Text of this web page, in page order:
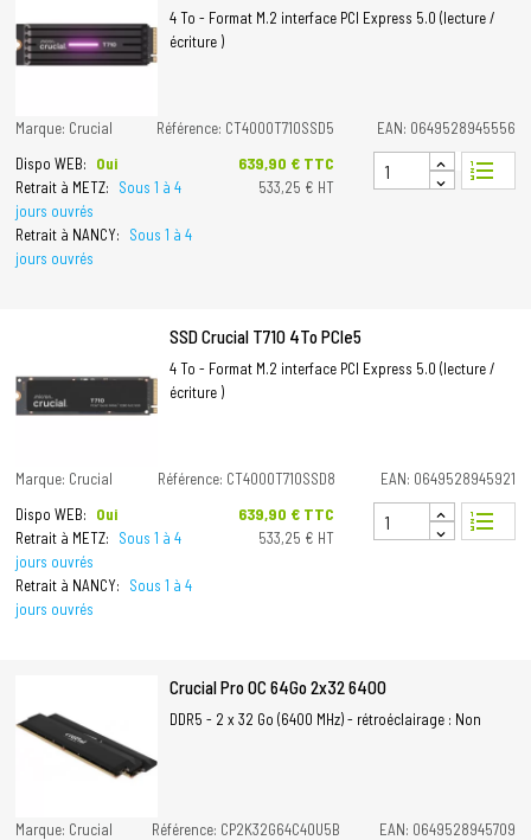
4 To - Format M.2 interface PCI Express 5.0 (lecture /
écriture )
Marque: Crucial Référence: CT4000T710SSD5
EAN: 0649528945556
Dispo WEB:
Oui
Retrait à METZ:
Sous 1 à 4
jours ouvrés
Retrait à NANCY:
Sous 1 à 4
jours ouvrés
Prix
639,90 € TTC
533,25 € HT
format_list_numbered
SSD Crucial T710 4To PCIe5
4 To - Format M.2 interface PCI Express 5.0 (lecture /
écriture )
Marque: Crucial Référence: CT4000T710SSD8
EAN: 0649528945921
Dispo WEB:
Oui
Retrait à METZ:
Sous 1 à 4
jours ouvrés
Retrait à NANCY:
Sous 1 à 4
jours ouvrés
Prix
639,90 € TTC
533,25 € HT
format_list_numbered
Crucial Pro OC 64Go 2x32 6400
DDR5 - 2 x 32 Go (6400 MHz) - rétroéclairage : Non
Marque: Crucial Référence: CP2K32G64C40U5B
EAN: 0649528945709